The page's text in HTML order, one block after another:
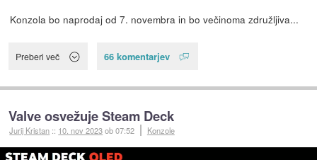
Konzola bo naprodaj od 7. novembra in bo večinoma združljiva...
Preberi več 66 komentarjev
Valve osvežuje Steam Deck
Jurij Kristan :: 10. nov 2023ob 07:52 Konzole